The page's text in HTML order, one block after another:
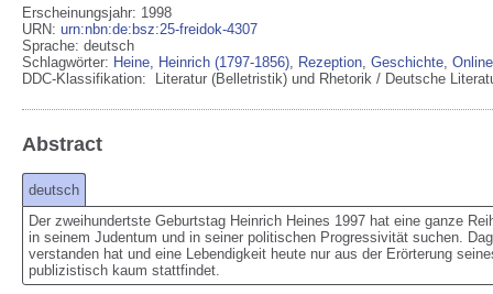
Erscheinungsjahr: 1998
URN: urn:nbn:de:bsz:25-freidok-4307
Sprache: deutsch
Schlagwörter: Heine, Heinrich (1797-1856), Rezeption, Geschichte,
DDC-Klassifikation:
Literatur (Belletristik) und Rhetorik / Deutsche
Abstract
deutsch
Der zweihundertste Geburtstag Heinrich Heines 1997 hat eine ganze
in seinem Judentum und in seiner politischen Progressivität suchen.
verstanden hat und eine Lebendigkeit heute nur aus der Erörterung
publizistisch kaum stattfindet.